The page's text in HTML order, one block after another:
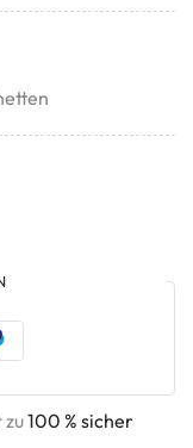
zu100 % sicher